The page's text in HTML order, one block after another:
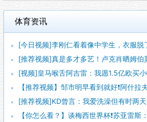
体育资讯
[今日视频]李刚仁看着像中学生，衣服脱了身
[推荐视频]真是多才多艺！卢克肖晒姆伯
[视频]皇马喉舌阿吉雷：我愿1.5亿欧买
【推荐视频】邹市明早看到就好❗阿什拉夫：
[推荐视频]KD曾言：我爱洗澡但有时两天不
【你怎么看？】谈梅西世界杯❗苏亚雷斯：他